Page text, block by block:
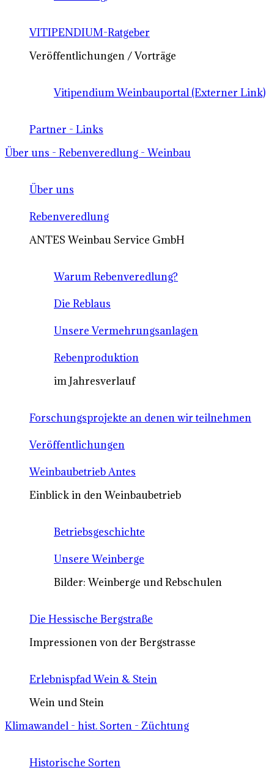
VITIPENDIUM-Ratgeber
Veröffentlichungen / Vorträge
Vitipendium Weinbauportal (Externer Link)
Partner - Links
Über uns - Rebenveredlung - Weinbau
Über uns
Rebenveredlung
ANTES Weinbau Service GmbH
Warum Rebenveredlung?
Die Reblaus
Unsere Vermehrungsanlagen
Rebenproduktion
im Jahresverlauf
Forschungsprojekte an denen wir teilnehmen
Veröffentlichungen
Weinbaubetrieb Antes
Einblick in den Weinbaubetrieb
Betriebsgeschichte
Unsere Weinberge
Bilder: Weinberge und Rebschulen
Die Hessische Bergstraße
Impressionen von der Bergstrasse
Erlebnispfad Wein & Stein
Wein und Stein
Klimawandel - hist. Sorten - Züchtung
Historische Sorten